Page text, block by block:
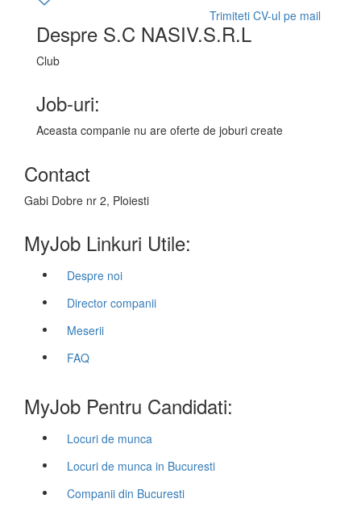
Trimiteti CV-ul pe mail
Despre S.C NASIV.S.R.L
Club
Job-uri:
Aceasta companie nu are oferte de joburi create
Contact
Gabi Dobre nr 2, Ploiesti
MyJob Linkuri Utile:
Despre noi
Director companii
Meserii
FAQ
MyJob Pentru Candidati:
Locuri de munca
Locuri de munca in Bucuresti
Companii din Bucuresti